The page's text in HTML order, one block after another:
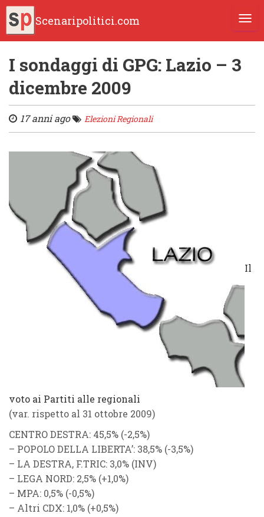
Scenaripolitici.com
I sondaggi di GPG: Lazio – 3
dicembre 2009
17 anni ago Elezioni Regionali
Il
voto ai Partiti alle regionali
(var. rispetto al 31 ottobre 2009)
CENTRO DESTRA: 45,5% (-2,5%)
– POPOLO DELLA LIBERTA’: 38,5% (-3,5%)
– LA DESTRA, F.TRIC: 3,0% (INV)
– LEGA NORD: 2,5% (+1,0%)
– MPA: 0,5% (-0,5%)
– Altri CDX: 1,0% (+0,5%)